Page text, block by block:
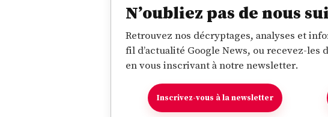
N’oubliez pas de nous
Retrouvez nos décryptages, analyses et
fil d’actualité Google News, ou recevez-
en vous inscrivant à notre newsletter.
Inscrivez-vous à la newsletter